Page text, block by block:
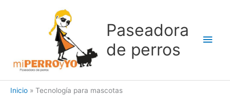
Paseadora
de perros
Inicio Tecnología para mascotas